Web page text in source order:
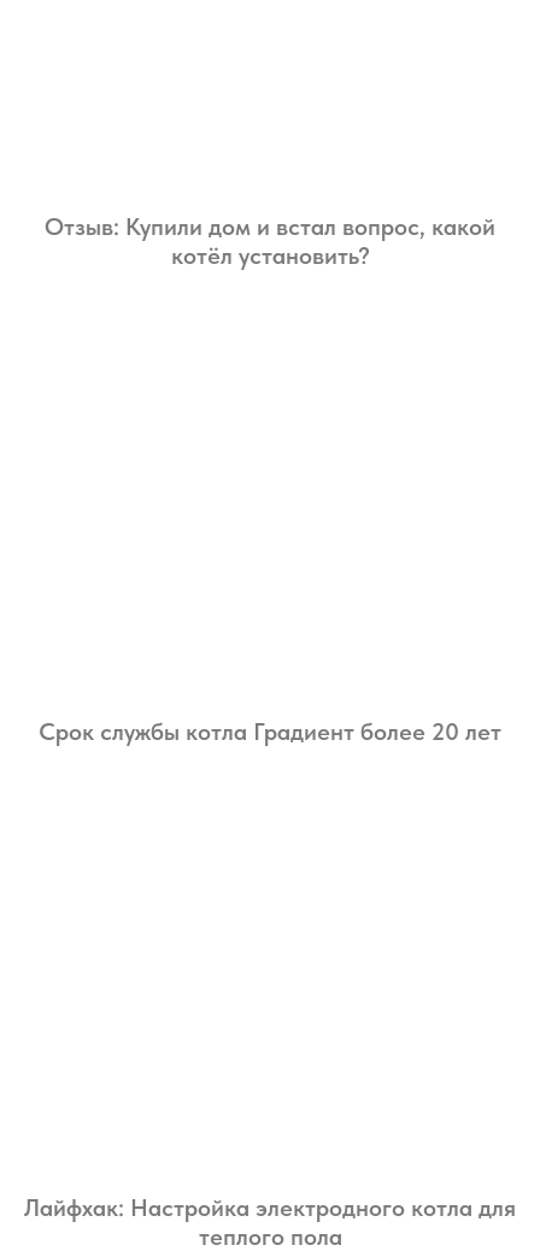
Отзыв: Купили дом и встал вопрос, какой
котёл установить?
Срок службы котла Градиент более 20 лет
Лайфхак: Настройка электродного котла для
теплого пола